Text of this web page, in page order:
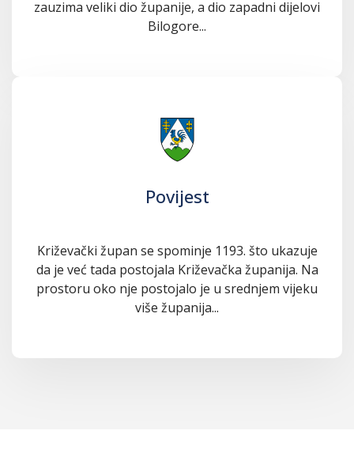
zauzima veliki dio županije, a dio zapadni dijelovi
Bilogore...
Povijest
Križevački župan se spominje 1193. što ukazuje
da je već tada postojala Križevačka županija. Na
prostoru oko nje postojalo je u srednjem vijeku
više županija...